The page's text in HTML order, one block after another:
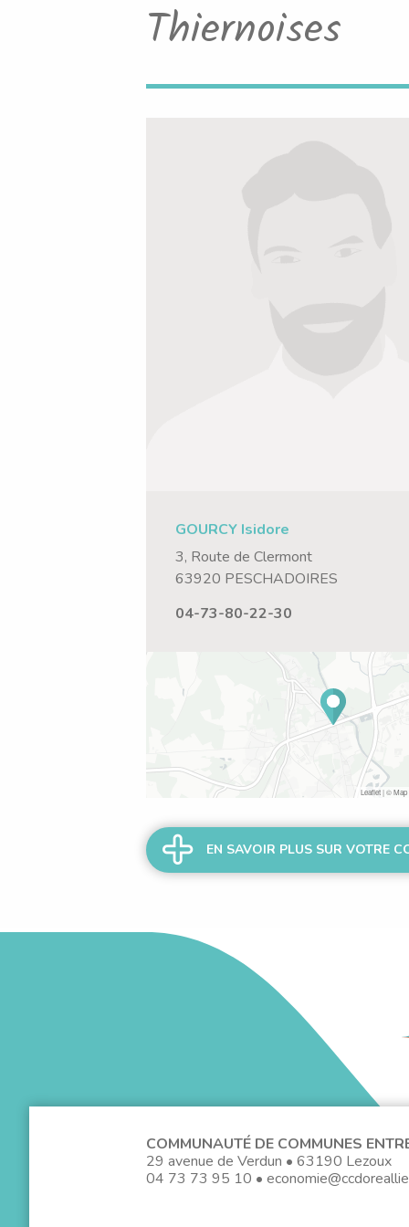
Thiernoises
GOURCY Isidore
3, Route de Clermont
63920 PESCHADOIRES
04-73-80-22-30
Leaflet| ©
EN
COMMUNAUTÉ DE COMMUNES
29 avenue de Verdun • 63190 Lezoux
04 73 73 95 10 •